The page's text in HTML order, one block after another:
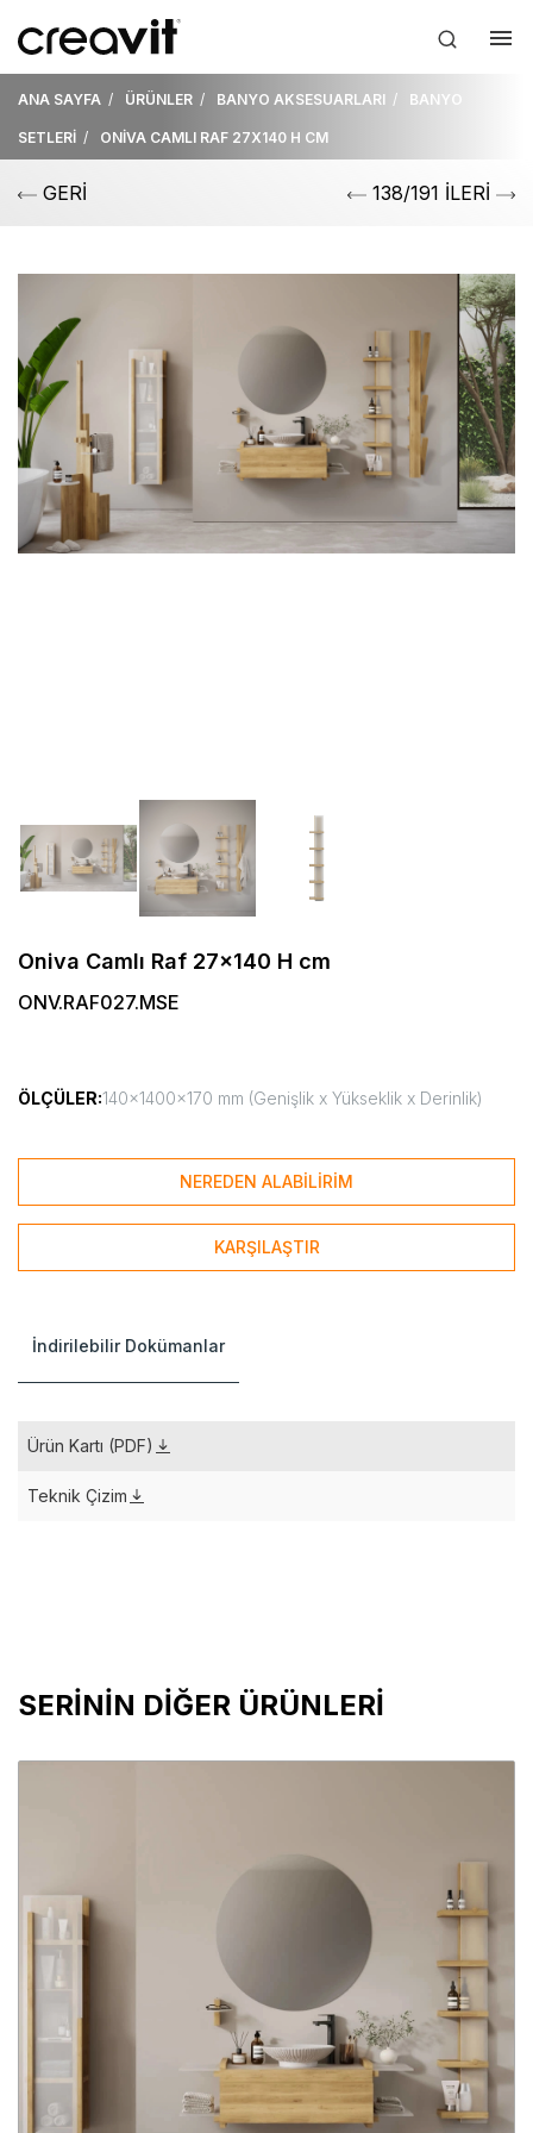
ANA SAYFA ÜRÜNLER BANYO AKSESUARLARI BANYO
SETLERİ ONİVA CAMLI RAF 27X140 H CM
GERİ 138/191 İLERİ
Oniva Camlı Raf 27x140 H cm
ONV.RAF027.MSE
ÖLÇÜLER:140x1400x170 mm (Genişlik x Yükseklik x Derinlik)
NEREDEN ALABİLİRİM
KARŞILAŞTIR
İndirilebilir Dokümanlar
Ürün Kartı (PDF)
Teknik Çizim
SERİNİN DİĞER ÜRÜNLERİ